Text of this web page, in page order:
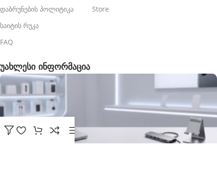
დაბრუნების პოლიტიკა
საიტის რუკა
FAQ
Store
უახლესი ინფორმაცია